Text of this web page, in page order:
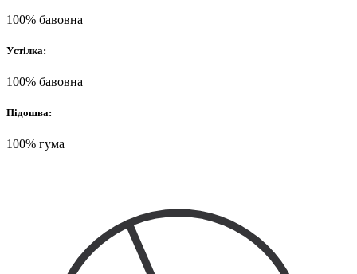
100% бавовна
Устілка:
100% бавовна
Підошва:
100% гума